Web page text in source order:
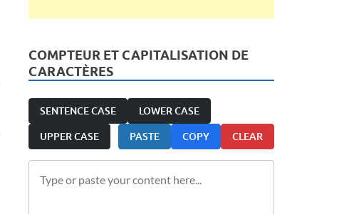
COMPTEUR ET CAPITALISATION DE
CARACTÈRES
SENTENCE CASE LOWER CASE
UPPER CASE PASTE COPY CLEAR